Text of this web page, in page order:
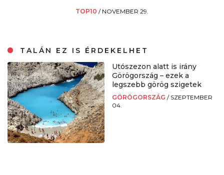
TOP10 / NOVEMBER 29.
TALÁN EZ IS ÉRDEKELHET
Utószezon alatt is irány
Görögország – ezek a
legszebb görög szigetek
GÖRÖGORSZÁG / SZEPTEMBER
04.